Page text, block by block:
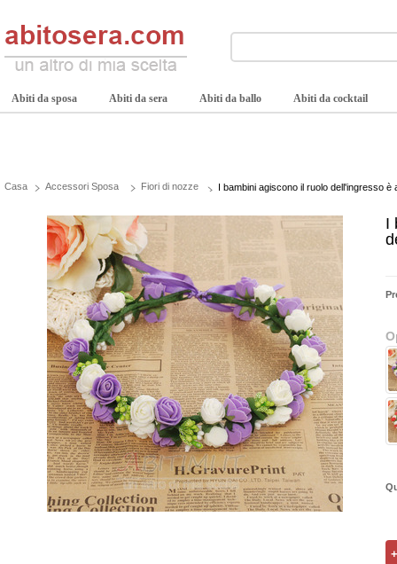
Abiti da sposa Abiti da sera Abiti da ballo Abiti da cocktail
Casa Accessori Sposa Fiori di nozze I bambini agiscono il ruolo dell'ingresso
I